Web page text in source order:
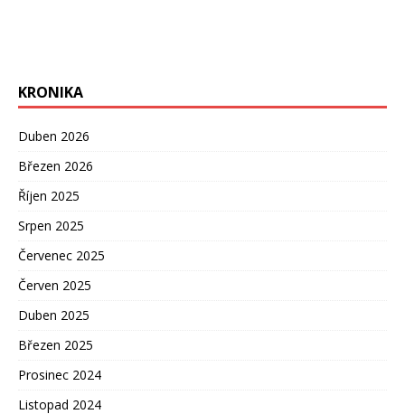
KRONIKA
Duben 2026
Březen 2026
Říjen 2025
Srpen 2025
Červenec 2025
Červen 2025
Duben 2025
Březen 2025
Prosinec 2024
Listopad 2024